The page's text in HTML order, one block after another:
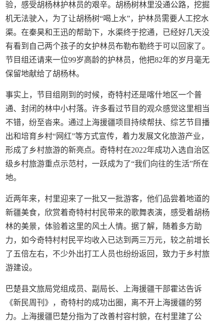
验，感受胡杨林护林员的艰辛。胡杨树林里没通公路，挖掘
机无法驶入，为了让胡杨树“喝上水”，护林员需要人工挖水
渠。在秦昊和王迅的帮助下，水渠终于挖通，已经好几天没
有看到自己两个孩子的女护林员布勒布勒终于可以回家了。
节目组还请来一位99岁高龄的护林员，他把82年的岁月毫无
保留地献给了胡杨林。
事实上，节目组刚到的时候，奇特村还是喀什地区一个普
通、封闭的林中小村落。许多看过节目的观众感觉这里相当
不错，纷至沓来。通过上海援疆项目持续帮扶、综艺节目播
出和培育乡村“网红”等方式宣传，着力发展文化旅游产业，
形成了乡村旅游的新亮点。奇特村在2022年成功入选自治区
级乡村旅游重点示范村，一跃成为了“我们向往的生活”所在
地。
近两年来，村里迎来了一批又一批游客，他们品尝着地道的
新疆美食，欣赏着奇特村村民带来的歌舞表演，感受着胡杨
林的美景，体验着这里的风土人情。据了解，随着多方助
力，如今奇特村村民平均收入已达到两三万元，较之前增长
了五倍左右，不少外出打工人员也纷纷返回，致力于乡村旅
游建设。
巴楚县文旅局党组成员、副局长、上海援疆干部霍达告诉
《新民周刊》，奇特村的成功出圈，离不开上海援疆的努
力。上海援疆巴楚分指为了改善村容村貌，在村里建了公